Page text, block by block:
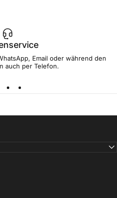
Email oder während den
auch per Telefon.